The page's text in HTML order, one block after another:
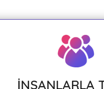
İNSANLARLA